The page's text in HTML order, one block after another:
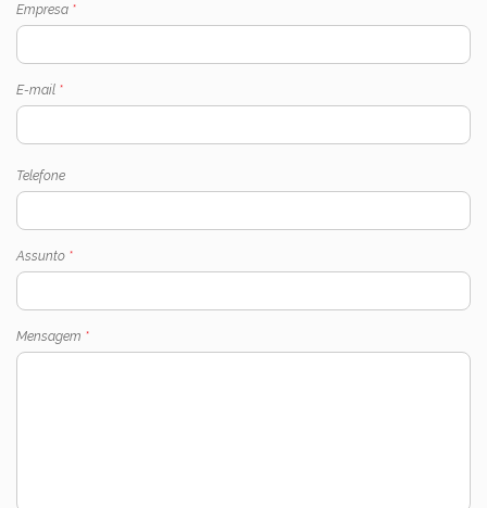
Empresa *
E-mail *
Telefone
Assunto *
Mensagem *